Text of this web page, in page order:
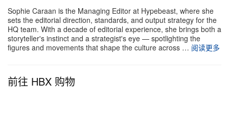
Sophie Caraan is the Managing Editor at Hypebeast, where she
sets the editorial direction, standards, and output strategy for the
HQ team. With a decade of editorial experience, she brings both a
storyteller's instinct and a strategist's eye — spotlighting the
figures and movements that shape the culture across … 阅读更多
前往 HBX 购物